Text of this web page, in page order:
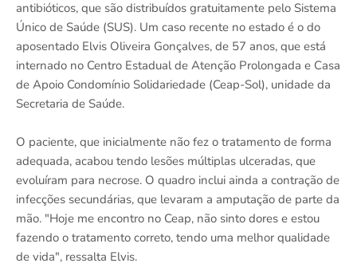
antibióticos, que são distribuídos gratuitamente pelo Sistema
Único de Saúde (SUS). Um caso recente no estado é o do
aposentado Elvis Oliveira Gonçalves, de 57 anos, que está
internado no Centro Estadual de Atenção Prolongada e Casa
de Apoio Condomínio Solidariedade (Ceap-Sol), unidade da
Secretaria de Saúde.
O paciente, que inicialmente não fez o tratamento de forma
adequada, acabou tendo lesões múltiplas ulceradas, que
evoluíram para necrose. O quadro inclui ainda a contração de
infecções secundárias, que levaram a amputação de parte da
mão. "Hoje me encontro no Ceap, não sinto dores e estou
fazendo o tratamento correto, tendo uma melhor qualidade
de vida", ressalta Elvis.